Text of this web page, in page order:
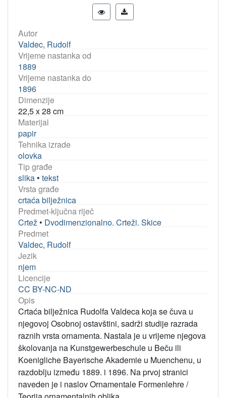
Autor
Valdec, Rudolf
Vrijeme nastanka od
1889
Vrijeme nastanka do
1896
Dimenzije
22,5 x 28 cm
Materijal
papir
Tehnika izrade
olovka
Tip građe
slika • tekst
Vrsta građe
crtaća bilježnica
Predmet-ključna riječ
Crtež • Dvodimenzionalno. Crteži. Skice
Predmet
Valdec, Rudolf
Jezik
njem
Licencije
CC BY-NC-ND
Opis
Crtaća bilježnica Rudolfa Valdeca koja se čuva u
njegovoj Osobnoj ostavštini, sadrži studije razrada
raznih vrsta ornamenta. Nastala je u vrijeme njegova
školovanja na Kunstgewerbeschule u Beču ili
Koenigliche Bayerische Akademie u Muenchenu, u
razdoblju između 1889. i 1896. Na prvoj stranici
naveden je i naslov Ornamentale Formenlehre /